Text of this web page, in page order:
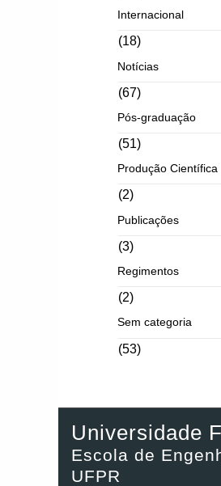
Internacional
(18)
Notícias
(67)
Pós-graduação
(51)
Produção Científica
(2)
Publicações
(3)
Regimentos
(2)
Sem categoria
(53)
Universidade
Escola de
UFPR